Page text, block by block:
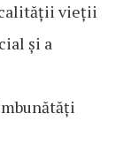
vieții
și a